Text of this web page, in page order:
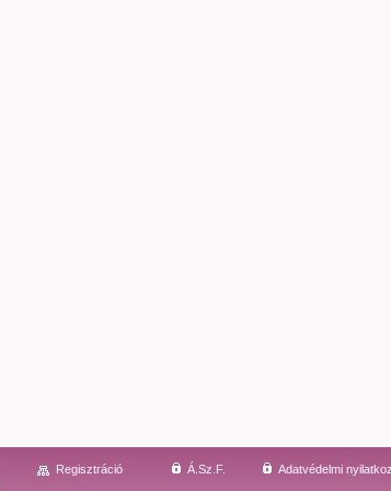
Regisztráció Á.Sz.F.
Adatvédelmi